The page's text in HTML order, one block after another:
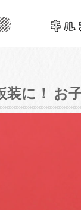
装に！ お